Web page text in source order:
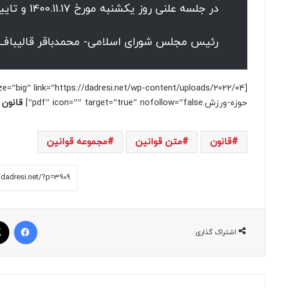
در جلسه علنی روز یکشنبه مورخ 1400.11.17 و تایید شورای محترم نگهبان ، به پیوست ابلاغ می گردد.
رئیس مجلس شورای اسلامی- محمدباقر
حوزه-ورزش.pdf” icon=”” target=”true” nofollow=”false”]
قانون متن قوانین مجموعه قوانین
اشتراک گذاری